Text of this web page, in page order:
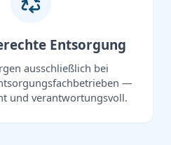
Entsorgung
ausschließlich bei
—
und verantwortungsvoll.